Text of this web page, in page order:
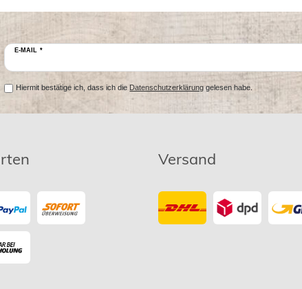
E-MAIL *
Hiermit bestätige ich, dass ich die Datenschutzerklärunggelesen habe.
Versand